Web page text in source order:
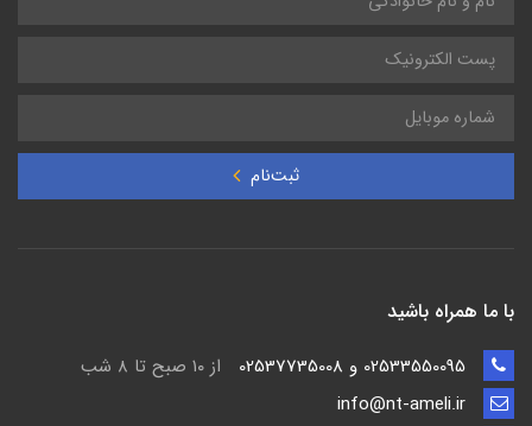
ثبت‌نام
با ما همراه باشید
از ۱۰ صبح تا ۸ شب